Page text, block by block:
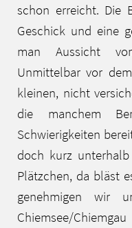
schon erreicht. Die
Geschick und eine
man Aussicht
Unmittelbar vor
kleinen, nicht
die manchem
Schwierigkeiten
doch kurz
Plätzchen, da bläst
genehmigen wir
Chiemsee/